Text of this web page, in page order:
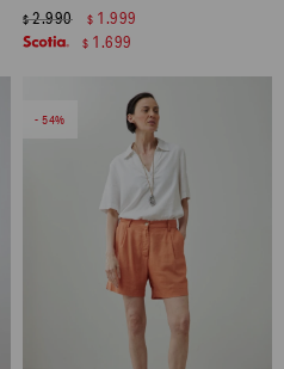
$2.990 $ 1.999
$ 1.699
54